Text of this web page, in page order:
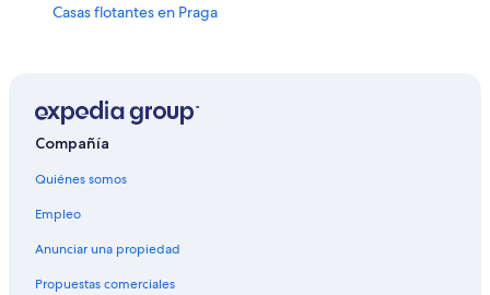
Casas flotantes en Praga
Hostales en Praga
Hoteles de A&O Hostels en Praga
Apart-Hoteles en Praga
Easyhotel en Praga
Hoteles con casino en Praga
Compañía
Quiénes somos
Empleo
Anunciar una propiedad
Propuestas comerciales